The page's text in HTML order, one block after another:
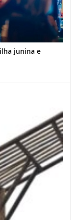
junina e